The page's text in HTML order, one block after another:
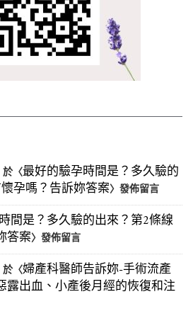
於〈最好的驗孕時間是？多久驗的
孕嗎？告訴妳答案〉發佈留言
間是？多久驗的出來？第2條線
答案〉發佈留言
於〈婦產科醫師告訴妳-手術流產
露出血、小產後月經的恢復和注